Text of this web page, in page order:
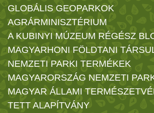
GLOBÁLIS GEOPARKOK
AGRÁRMINISZTÉRIUM
A KUBINYI MÚZEUM RÉGÉSZ
MAGYARHONI FÖLDTANI
NEMZETI PARKI TERMÉKEK
MAGYARORSZÁG NEMZETI
MAGYAR ÁLLAMI
TETT ALAPÍTVÁNY